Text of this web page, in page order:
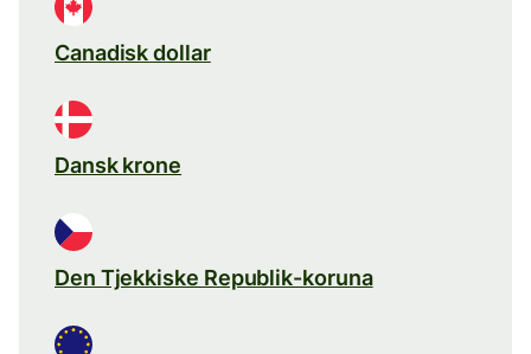
Canadisk dollar
Dansk krone
Den Tjekkiske Republik-koruna